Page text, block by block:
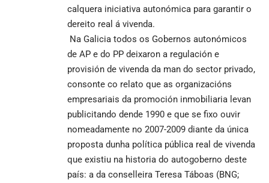
calquera iniciativa autonómica para garantir o
dereito real á vivenda.
Na Galicia todos os Gobernos autonómicos
de AP e do PP deixaron a regulación e
provisión de vivenda da man do sector privado,
consonte co relato que as organizacións
empresariais da promoción inmobiliaria levan
publicitando dende 1990 e que se fixo ouvir
nomeadamente no 2007-2009 diante da única
proposta dunha política pública real de vivenda
que existiu na historia do autogoberno deste
país: a da conselleira Teresa Táboas (BNG;